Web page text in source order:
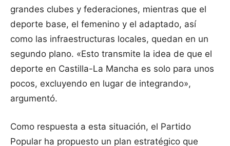
grandes clubes y federaciones, mientras que el
deporte base, el femenino y el adaptado, así
como las infraestructuras locales, quedan en un
segundo plano. «Esto transmite la idea de que el
deporte en Castilla-La Mancha es solo para unos
pocos, excluyendo en lugar de integrando»,
argumentó.
Como respuesta a esta situación, el Partido
Popular ha propuesto un plan estratégico que